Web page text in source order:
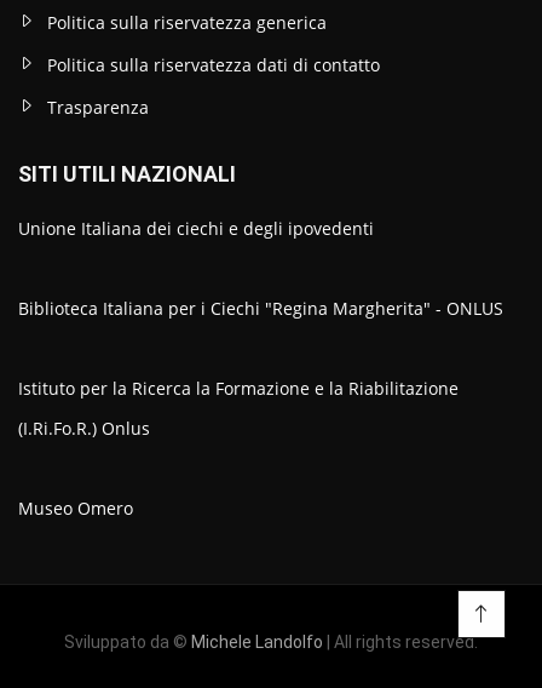
Politica sulla riservatezza generica
Politica sulla riservatezza dati di contatto
Trasparenza
SITI UTILI NAZIONALI
Unione Italiana dei ciechi e degli ipovedenti
Biblioteca Italiana per i Ciechi "Regina Margherita" - ONLUS
Istituto per la Ricerca la Formazione e la Riabilitazione
(I.Ri.Fo.R.) Onlus
Museo Omero
Sviluppato da © Michele Landolfo | All rights reserved.